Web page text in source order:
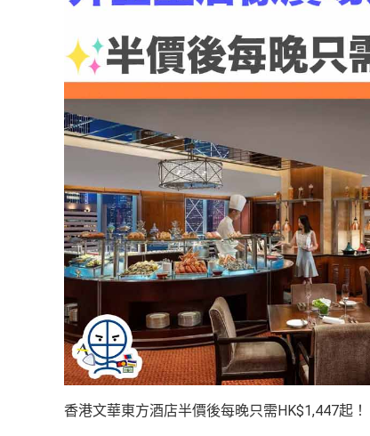
香港文華東方酒店半價後每晚只需HK$1,447起！